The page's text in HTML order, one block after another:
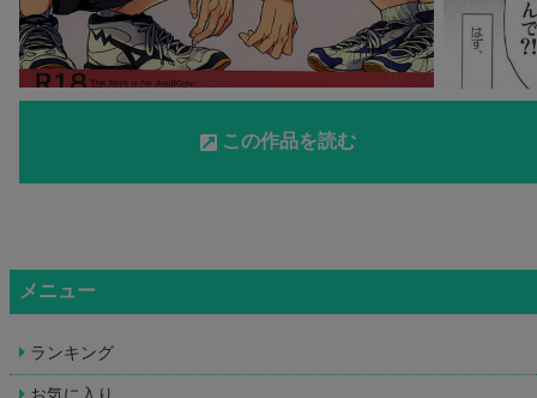
この作品を読む
メニュー
ランキング